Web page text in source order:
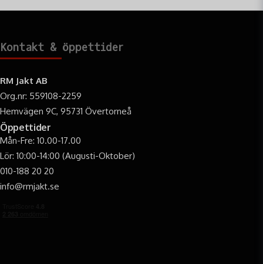
Kontakt & öppettider
RM Jakt AB
Org.nr: 559108-2259
Hemvägen 9C, 95731 Övertorneå
Öppettider
Mån-Fre: 10.00-17.00
Lör: 10:00-14:00 (Augusti-Oktober)
010-188 20 20
info@rmjakt.se